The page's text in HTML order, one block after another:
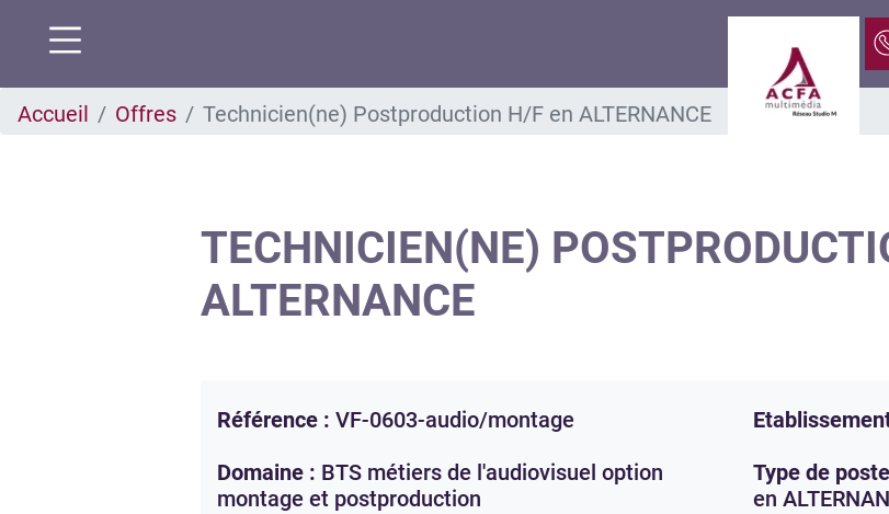
auAccueil Offres Technicien(ne) Postproduction H/F en ALTERNANCE
TECHNICIEN(NE)
ALTERNANCE
Référence : VF-0603-audio/montage
Domaine : BTS métiers de l'audiovisuel option
montage et postproduction
Type de
en